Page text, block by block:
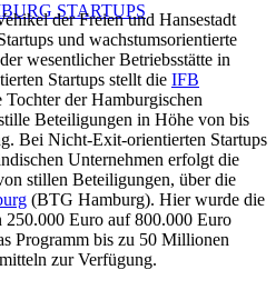
STARTUPS
der Freien und Hansestadt
und wachstumsorientierte
wesentlicher Betriebsstätte in
Startups stellt die IFB
Tochter der Hamburgischen
Beteiligungen in Höhe von bis
Bei Nicht-Exit-orientierten Startups
Unternehmen erfolgt die
stillen Beteiligungen, über die
(BTG Hamburg). Hier wurde die
Euro auf 800.000 Euro
Programm bis zu 50 Millionen
zur Verfügung.